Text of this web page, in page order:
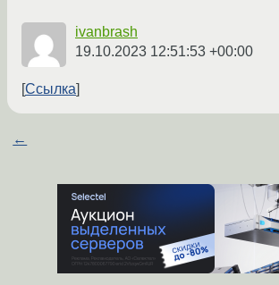
ivanbrash
19.10.2023 12:51:53 +00:00
Ссылка
←